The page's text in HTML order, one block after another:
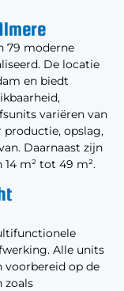
79 moderne
De locatie
en biedt
variëren van
opslag,
Daarnaast zijn
m² tot 49 m².
Alle units
voorbereid op de
zoals